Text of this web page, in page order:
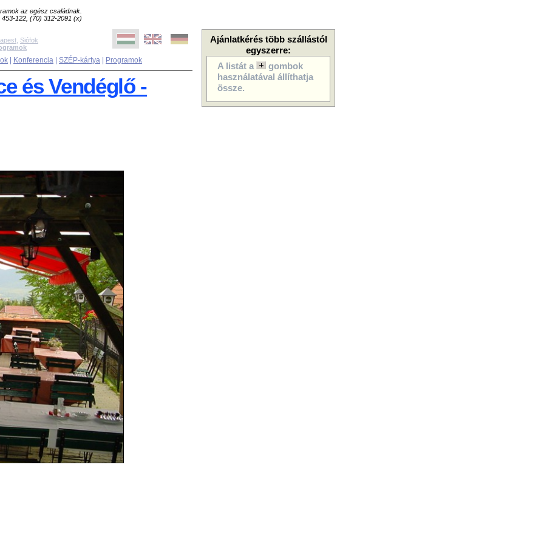
az egész családnak.
453-122, (70) 312-2091 (x)
Ajánlatkérés több szállástól
egyszerre:
A listát a
gombok
használatával állíthatja
össze.
Siófok
Konferencia SZÉP-kártya Programok
és Vendéglő -